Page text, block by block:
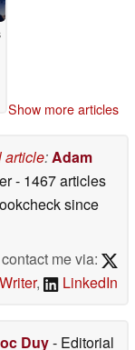
Show more articles
article:Adam
- 1467 articles
since
contact me via:
, LinkedIn
Duy- Editorial